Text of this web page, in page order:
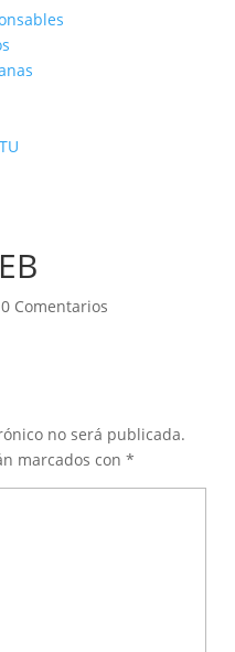
0 Comentarios
no será publicada.
marcados con *